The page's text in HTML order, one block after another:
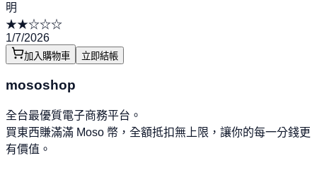
明
★★☆☆☆
1/7/2026
加入購物車 立即結帳
mososhop
全台最優質電子商務平台。
買東西賺滿滿 Moso 幣，全額抵扣無上限，讓你的每一分錢更
有價值。